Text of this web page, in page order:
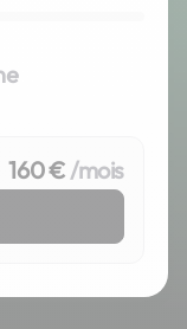
160 €/mois